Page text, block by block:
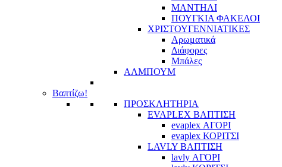
ΜΑΝΤΗΛΙ
ΠΟΥΓΚΙΑ ΦΑΚΕΛΟΙ
ΧΡΙΣΤΟΥΓΕΝΝΙΑΤΙΚΕΣ
Αρωματικά
Διάφορες
Μπάλες
ΑΛΜΠΟΥΜ
Βαπτίζω!
ΠΡΟΣΚΛΗΤΗΡΙΑ
EVAPLEX ΒΑΠΤΙΣΗ
evaplex ΑΓΟΡΙ
evaplex ΚΟΡΙΤΣΙ
LAVLY ΒΑΠΤΙΣΗ
lavly ΑΓΟΡΙ